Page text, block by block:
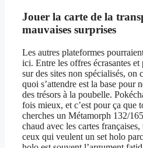
Jouer la carte de la
mauvaises surprises
Les autres plateformes
ici. Entre les offres écrasantes
sur des sites non spécialisés, on
quoi s’attendre est la base pour
des trésors à la poubelle.
fois mieux, et c’est pour ça que
cherches un Métamorph 132/
chaud avec les cartes
ceux qui veulent un set holo